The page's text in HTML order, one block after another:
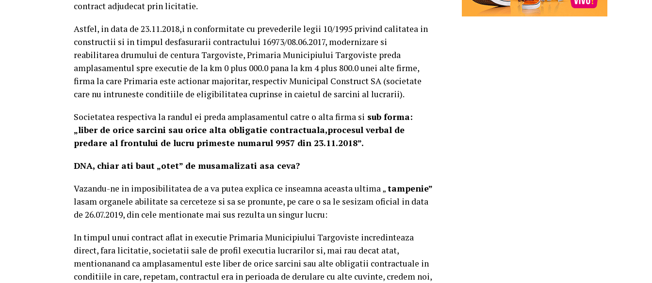
contract adjudecat prin licitatie.
Astfel, in data de 23.11.2018,i n conformitate cu prevederile legii 10/1995 privind calitatea in
constructii si in timpul desfasurarii contractului 16973/08.06.2017, modernizare si
reabilitarea drumului de centura Targoviste, Primaria Municipiului Targoviste preda
amplasamentul spre executie de la km 0 plus 000.0 pana la km 4 plus 800.0 unei alte firme,
firma la care Primaria este actionar majoritar, respectiv Municipal Construct SA (societate
care nu intruneste conditiile de eligibilitatea cuprinse in caietul de sarcini al lucrarii).
Societatea respectiva la randul ei preda amplasamentul catre o alta firma si sub forma:
„liber de orice sarcini sau orice alta obligatie contractuala,procesul verbal de
predare al frontului de lucru primeste numarul 9957 din 23.11.2018”.
DNA, chiar ati baut „otet” de musamalizati asa ceva?
Vazandu-ne in imposibilitatea de a va putea explica ce inseamna aceasta ultima „tampenie”
lasam organele abilitate sa cerceteze si sa se pronunte, pe care o sa le sesizam oficial in data
de 26.07.2019, din cele mentionate mai sus rezulta un singur lucru:
In timpul unui contract aflat in executie Primaria Municipiului Targoviste incredinteaza
direct, fara licitatie, societatii sale de profil executia lucrarilor si, mai rau decat atat,
mentionanand ca amplasamentul este liber de orice sarcini sau alte obligatii contractuale in
conditiile in care, repetam, contractul era in perioada de derulare cu alte cuvinte, credem noi,